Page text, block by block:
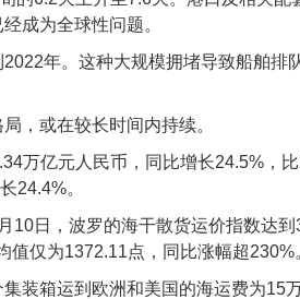
成为全球性问题。
年。这种大规模拥堵导致船舶排
，或在较长时间内持续。
万亿元人民币，同比增长24.5%，
24.4%。
10日，波罗的海干散货运价指数达
仅为1372.11点，同比涨幅超230%
装箱运到欧洲和美国的海运费为15